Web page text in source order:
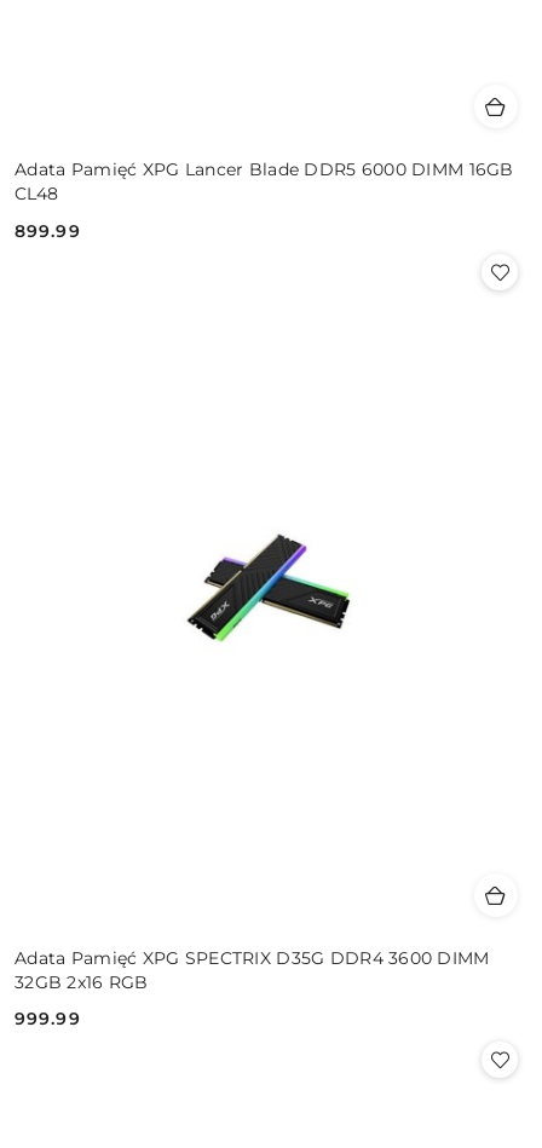
Adata Pamięć XPG Lancer Blade DDR5 6000 DIMM 16GB
CL48
Cena:
899.99
Adata Pamięć XPG SPECTRIX D35G DDR4 3600 DIMM
32GB 2x16 RGB
Cena:
999.99